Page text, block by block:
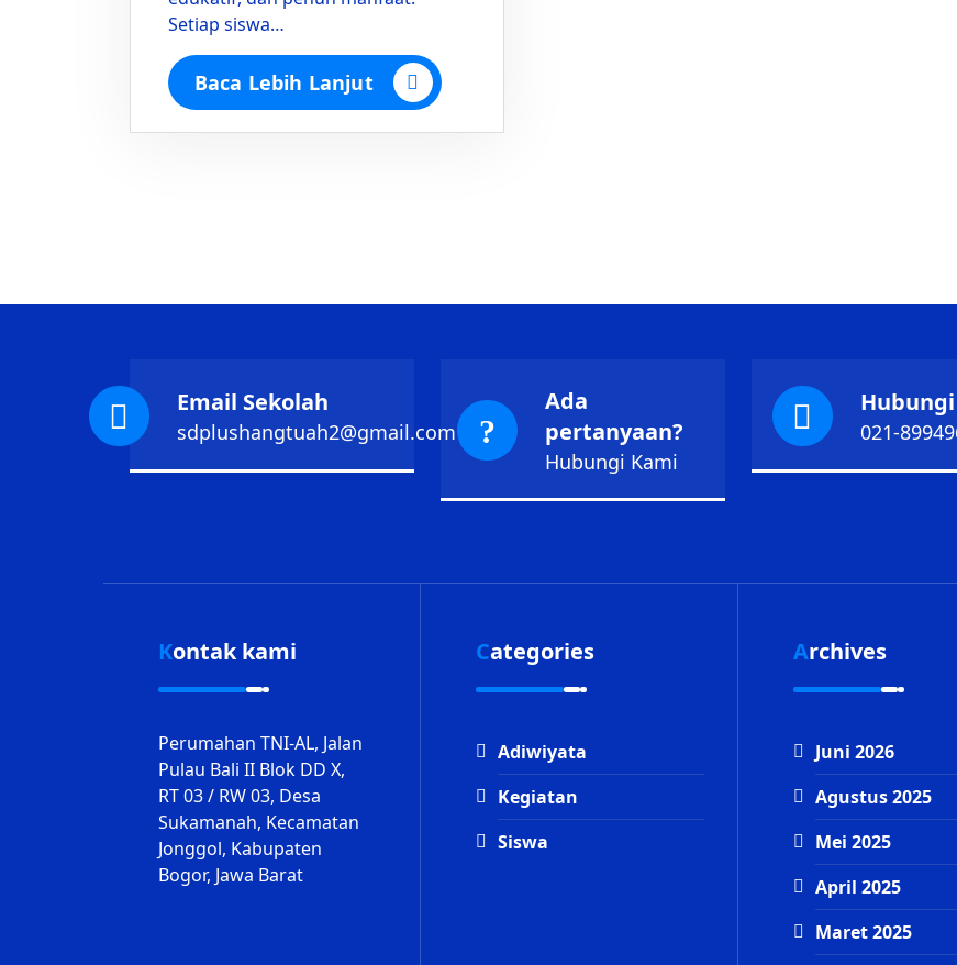
Setiap siswa…
Baca Lebih Lanjut
Email Sekolah
sdplushangtuah2@gmail.com
Ada
pertanyaan?
Hubungi Kami
021-
Kontak kami
Perumahan TNI-AL, Jalan
Pulau Bali II Blok DD X,
RT 03 / RW 03, Desa
Sukamanah, Kecamatan
Jonggol, Kabupaten
Bogor, Jawa Barat
Categories
Adiwiyata
Kegiatan
Siswa
Archives
Juni 2026
Agustus 2025
Mei 2025
April 2025
Maret 2025